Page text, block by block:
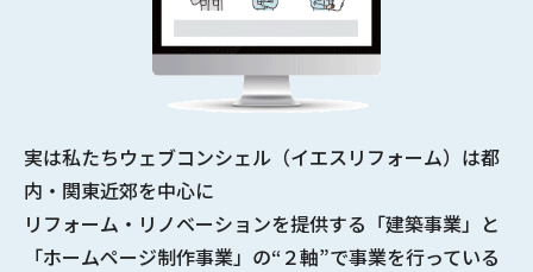
実は私たちウェブコンシェル（イエスリフォーム）は都
内・関東近郊を中心に
リフォーム・リノベーションを提供する 「建築事業」と
「ホームページ制作事業」の“２軸”で事業を行っている